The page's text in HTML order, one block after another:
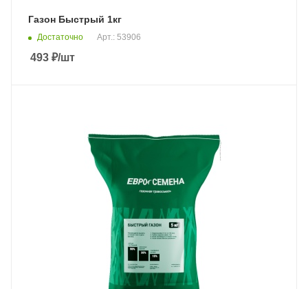
Газон Быстрый 1кг
Достаточно Арт.: 53906
493 ₽/шт